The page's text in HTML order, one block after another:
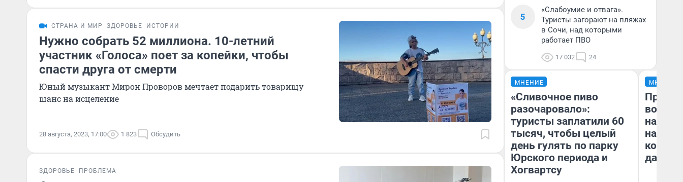
СТРАНА И МИР ЗДОРОВЬЕ ИСТОРИИ
Нужно собрать 52 миллиона. 10-летний
участник «Голоса» поет за копейки, чтобы
спасти друга от смерти
Юный музыкант Мирон Проворов мечтает подарить товарищу
шанс на исцеление
28 августа, 2023, 17:00 1 823 Обсудить
ЗДОРОВЬЕ ПРОБЛЕМА
5
«Слабоумие и отвага».
Туристы загорают на пляжах
в Сочи, над которыми
работает ПВО
17 032 24
МНЕНИЕ
«Сливочное пиво
разочаровало»:
туристы заплатили 60
тысяч, чтобы целый
день гулять по парку
Юрского периода и
Хогвартсу
МНЕНИЕ
нам
даже